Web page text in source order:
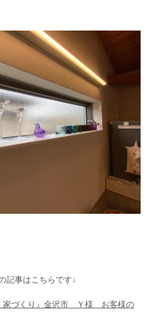
記事はこちらです↓
家づくり』金沢市 Ｙ様 お客様の